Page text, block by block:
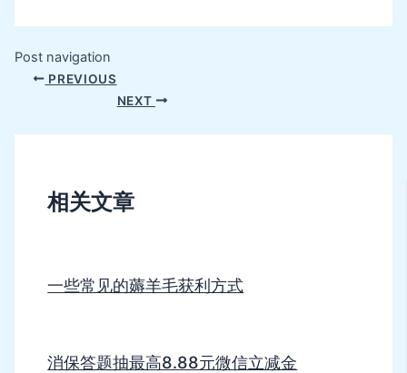
Post navigation
PREVIOUS
NEXT
相关文章
一些常见的薅羊毛获利方式
消保答题抽最高8.88元微信立减金